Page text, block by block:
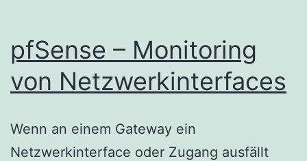
pfSense – Monitoring
von Netzwerkinterfaces
Wenn an einem Gateway ein
Netzwerkinterface oder Zugang ausfällt